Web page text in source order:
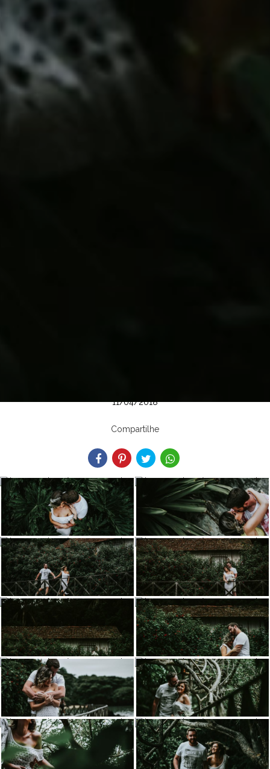
11/04/2018
Compartilhe